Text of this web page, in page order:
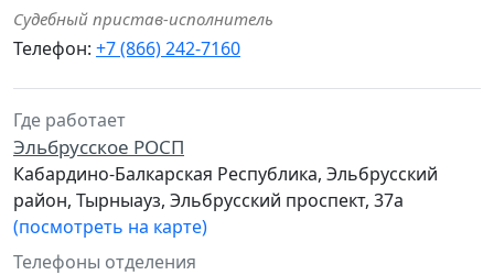
Судебный пристав-исполнитель
Телефон: +7 (866) 242-7160
Где работает
Эльбрусское РОСП
Кабардино-Балкарская Республика, Эльбрусский
район, Тырныауз, Эльбрусский проспект, 37а
(посмотреть на карте)
Телефоны отделения